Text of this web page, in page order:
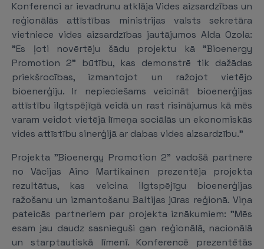
Konferenci ar ievadrunu atklāja Vides aizsardzības un
reģionālās attīstības ministrijas valsts sekretāra
vietniece vides aizsardzības jautājumos Alda Ozola:
"Es ļoti novērtēju šādu projektu kā "Bioenergy
Promotion 2" būtību, kas demonstrē tik dažādas
priekšrocības, izmantojot un ražojot vietējo
bioenerģiju. Ir nepieciešams veicināt bioenerģijas
attīstību ilgtspējīgā veidā un rast risinājumus kā mēs
varam veidot vietējā līmeņa sociālās un ekonomiskās
vides attīstību sinerģijā ar dabas vides aizsardzību."
Projekta "Bioenergy Promotion 2" vadošā partnere
no Vācijas Aino Martikainen prezentēja projekta
rezultātus, kas veicina ilgtspējīgu bioenerģijas
ražošanu un izmantošanu Baltijas jūras reģionā. Viņa
pateicās partneriem par projekta iznākumiem: "Mēs
esam jau daudz sasnieguši gan reģionālā, nacionālā
un starptautiskā līmenī. Konferencē prezentētās